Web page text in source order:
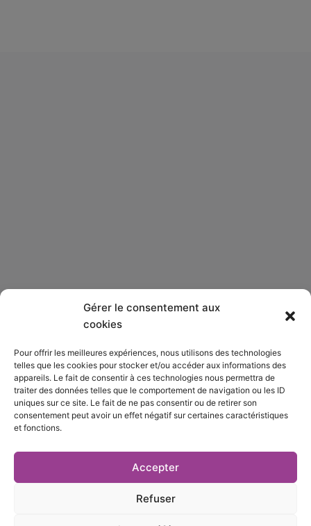
Gérer le consentement aux
cookies
Pour offrir les meilleures expériences, nous utilisons des technologies
telles que les cookies pour stocker et/ou accéder aux informations des
appareils. Le fait de consentir à ces technologies nous permettra de
traiter des données telles que le comportement de navigation ou les ID
uniques sur ce site. Le fait de ne pas consentir ou de retirer son
consentement peut avoir un effet négatif sur certaines caractéristiques
et fonctions.
Accepter
Refuser
Qui sommes-nous ?
S’abonner
Mentions Légales
Nous contacter
S’inscrire à la newsletter